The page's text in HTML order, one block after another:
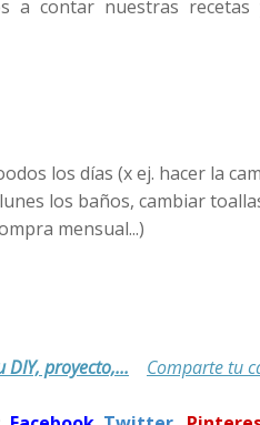
a contar nuestras
los días (x ej. hacer la
los baños, cambiar
mensual...)
DIY, proyecto,... Comparte tu